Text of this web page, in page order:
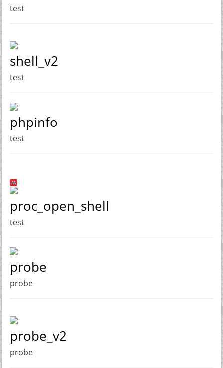
test
shell_v2
test
phpinfo
test
proc_open_shell
test
probe
probe
probe_v2
probe